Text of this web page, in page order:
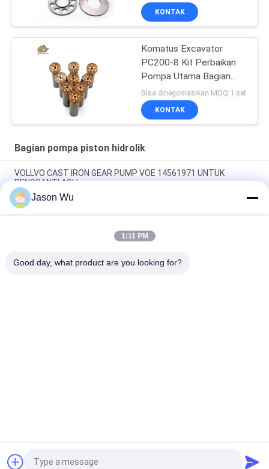
KONTAK
Komatus Excavator
PC200-8 Kit Perbaikan
Pompa Utama Bagian
Pompa Hidraulik Pompa
Piston Layanan
Perbaikan Pemeliharaan
Bisa dinegosiasikan MOQ:1 set
KONTAK
Bagian pompa piston hidrolik
VOLLVO CAST IRON GEAR PUMP VOE 14561971 UNTUK
PENGGANTI ASLI
VOLLVO CAST IRON GEAR PUMP VOE 14537295 UNTUK
PENGGANTI ASLI
VOLLVO CAST IRON GEAR PUMP VOE 14782798 UNTUK
Quote request suatu
Jason Wu
1:11 PM
Good day, what product are you looking for?